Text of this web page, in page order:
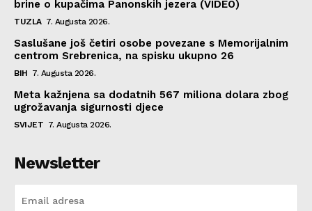
brine o kupačima Panonskih jezera (VIDEO)
TUZLA 7. Augusta 2026.
Saslušane još četiri osobe povezane s Memorijalnim
centrom Srebrenica, na spisku ukupno 26
BIH 7. Augusta 2026.
Meta kažnjena sa dodatnih 567 miliona dolara zbog
ugrožavanja sigurnosti djece
SVIJET 7. Augusta 2026.
Newsletter